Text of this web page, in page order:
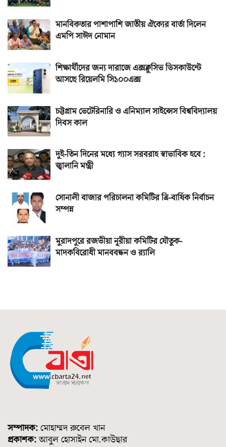
মানবিকতার পাশাপাশি জাতীয় ঐক্যের বার্তা দিলেন
এমপি সাঈদ নোমান
শিক্ষার্থীদের জন্য দারাজে এক্সক্লুসিভ ডিসকাউন্টে
আসছে রিয়েলমি সি১০০এক্স
চট্টগ্রাম ভেটেরিনারি ও এনিম্যাল সাইন্সেস বিশ্ববিদ্যালয়
দিবস কাল
দুই-তিন দিনের মধ্যে গ্যাস সরবরাহ স্বাভাবিক হবে :
জ্বালানি মন্ত্রী
সোনালী বাজার পরিচালনা কমিটির ত্রি-বার্ষিক নির্বাচন
সম্পন্ন
মুরাদপুরে রজভীয়া নূরীয়া কমিটির যৌতুক-
মাদকবিরোধী মানববন্ধন ও র‌্যালি
সম্পাদক: মোহাম্মদ রুবেল খান
প্রকাশক:আবুল হোসাইন মো.কাউছার